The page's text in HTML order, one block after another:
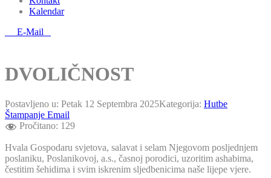
Kalendar
E-Mail
DVOLIČNOST
Postavljeno u: Petak 12 Septembra 2025Kategorija: Hutbe
Štampanje Email
Pročitano: 129
Hvala Gospodaru svjetova, salavat i selam Njegovom posljednjem
poslaniku, Poslanikovoj, a.s., časnoj porodici, uzoritim ashabima,
čestitim šehidima i svim iskrenim sljedbenicima naše lijepe vjere.